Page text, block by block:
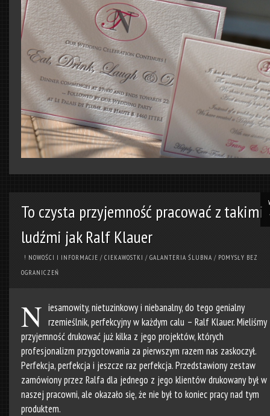
To czysta przyjemność pracować z takimi
ludźmi jak Ralf Klauer
! NOWOŚCI I INFORMACJE / CIEKAWOSTKI / GALANTERIA ŚLUBNA / POMYSŁY BEZ
OGRANICZEŃ
N iesamowity, nietuzinkowy i niebanalny, do tego genialny
rzemieślnik, perfekcyjny w każdym calu – Ralf Klauer. Mieliśmy
przyjemność drukować już kilka z jego projektów, których
profesjonalizm przygotowania za pierwszym razem nas zaskoczył.
Perfekcja, perfekcja i jeszcze raz perfekcja. Przedstawiony zestaw
zamówiony przez Ralfa dla jednego z jego klientów drukowany był w
naszej pracowni, ale okazało się, że nie był to koniec pracy nad tym
produktem.